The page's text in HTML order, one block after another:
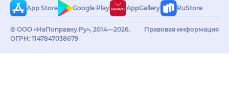
App Store
Google Play AppGallery RuStore
© ООО «НаПоправку.Ру», 2014—2026.
ОГРН: 1147847038679
Правовая информация